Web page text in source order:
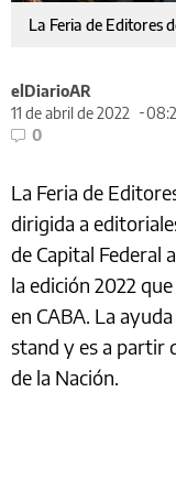
La Feria de Editores
elDiarioAR
11 de abril de 2022
0
La Feria de
dirigida a
de Capital Federal
la edición 2022
en CABA. La
stand y es a partir
de la Nación.